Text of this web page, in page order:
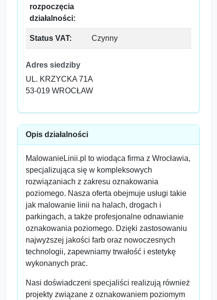
rozpoczęcia
działalności:
Status VAT: Czynny
Adres siedziby
UL. KRZYCKA 71A
53-019 WROCŁAW
Opis działalności
MalowanieLinii.pl to wiodąca firma z Wrocławia,
specjalizująca się w kompleksowych
rozwiązaniach z zakresu oznakowania
poziomego. Nasza oferta obejmuje usługi takie
jak malowanie linii na halach, drogach i
parkingach, a także profesjonalne odnawianie
oznakowania poziomego. Dzięki zastosowaniu
najwyższej jakości farb oraz nowoczesnych
technologii, zapewniamy trwałość i estetykę
wykonanych prac.
Nasi doświadczeni specjaliści realizują również
projekty związane z oznakowaniem poziomym